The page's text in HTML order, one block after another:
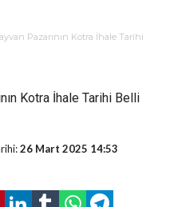
Pazarının Kotra İhale Tarihi
Kotra İhale Tarihi Belli
26 Mart 2025 14:53